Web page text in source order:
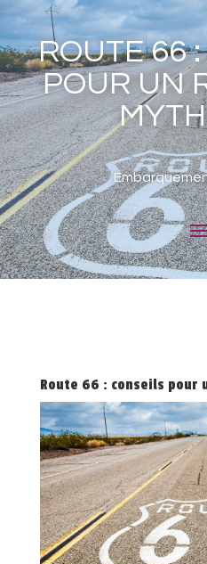
ROUTE 66
POUR UN
Route 66 : conseils pour